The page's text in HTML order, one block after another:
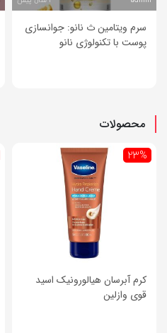
سرم ویتامین ث نانو: جوانسازی
پوست با تکنولوژی نانو
محصولات
23%
کرم آبرسان هیالورونیک اسید
قوی وازلین